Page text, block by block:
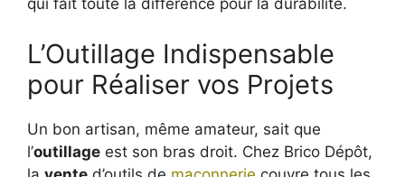
qui fait toute la différence pour la durabilité.
L’Outillage Indispensable
pour Réaliser vos Projets
Un bon artisan, même amateur, sait que
l’outillage est son bras droit. Chez Brico Dépôt,